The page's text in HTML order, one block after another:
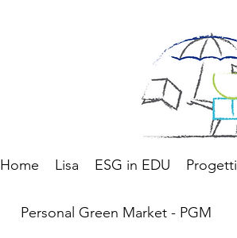
Home Lisa ESG in EDU Progetti
Personal Green Market - PGM